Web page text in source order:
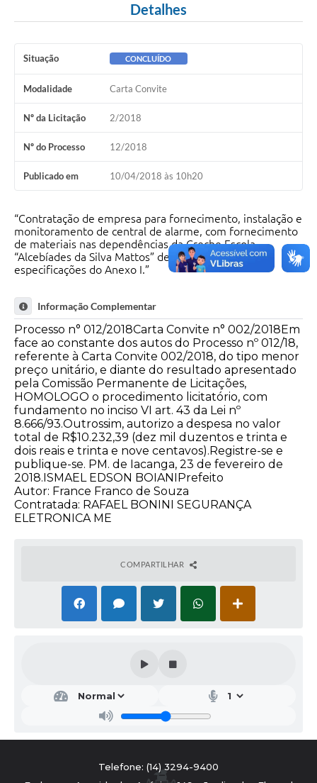
FAQ / Perguntas e Respostas Frequentes
Detalhes
Situação CONCLUÍDO
Modalidade Carta Convite
Nº da Licitação 2/2018
Nº do Processo 12/2018
Publicado em 10/04/2018 às 10h20
“Contratação de empresa para fornecimento, instalação e
monitoramento de central de alarme, com fornecimento
de materiais nas dependências da Creche Escola
“Alcebíades da Silva Mattos” de acordo com as
especificações do Anexo I.”
Informação Complementar
Processo n° 012/2018Carta Convite n° 002/2018Em
face ao constante dos autos do Processo nº 012/18,
referente à Carta Convite 002/2018, do tipo menor
preço unitário, e diante do resultado apresentado
pela Comissão Permanente de Licitações,
HOMOLOGO o procedimento licitatório, com
fundamento no inciso VI art. 43 da Lei nº
8.666/93.Outrossim, autorizo a despesa no valor
total de R$10.232,39 (dez mil duzentos e trinta e
dois reais e trinta e nove centavos).Registre-se e
publique-se. PM. de Iacanga, 23 de fevereiro de
2018.ISMAEL EDSON BOIANIPrefeito
Autor: France Franco de Souza
Contratada: RAFAEL BONINI SEGURANÇA
ELETRONICA ME
COMPARTILHAR
Telefone: (14) 3294-9400